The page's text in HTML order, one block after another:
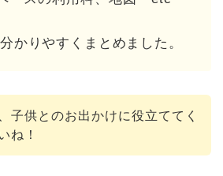
かりやすくまとめました。
子供とのお出かけに役立ててく
ね！